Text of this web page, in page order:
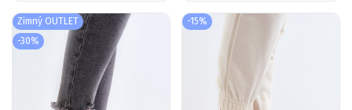
Zimný OUTLET
-30%
-15%